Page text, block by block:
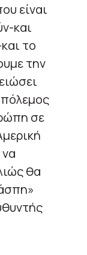
είναι
και
το
την
σε
θα